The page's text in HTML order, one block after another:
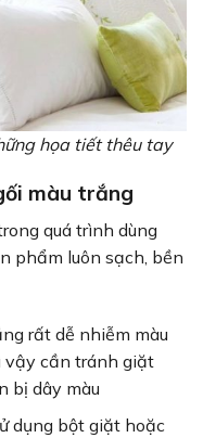
họa tiết thêu tay
màu trắng
quá trình dùng
phẩm luôn sạch, bền
rất dễ nhiễm màu
vậy cần tránh giặt
bị dây màu
dụng bột giặt hoặc